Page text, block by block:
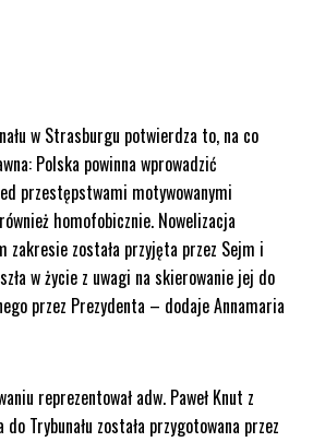
w Strasburgu potwierdza to, na co
Polska powinna wprowadzić
przestępstwami motywowanymi
homofobicznie. Nowelizacja
zakresie została przyjęta przez Sejm i
w życie z uwagi na skierowanie jej do
przez Prezydenta – dodaje Annamaria
reprezentował adw. Paweł Knut z
Trybunału została przygotowana przez